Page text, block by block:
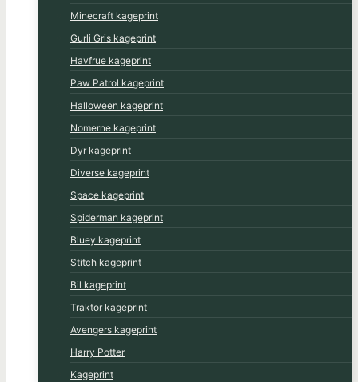
Minecraft kageprint
Gurli Gris kageprint
Havfrue kageprint
Paw Patrol kageprint
Halloween kageprint
Nomerne kageprint
Dyr kageprint
Diverse kageprint
Space kageprint
Spiderman kageprint
Bluey kageprint
Stitch kageprint
Bil kageprint
Traktor kageprint
Avengers kageprint
Harry Potter
Kageprint